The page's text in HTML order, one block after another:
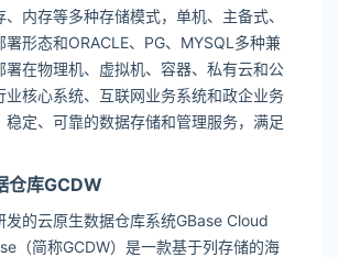
内存等多种存储模式，单机、主备式、
署形态和ORACLE、PG、MYSQL多种兼
署在物理机、虚拟机、容器、私有云和公
业核心系统、互联网业务系统和政企业务
稳定、可靠的数据存储和管理服务，满足
仓库GCDW
发的云原生数据仓库系统GBase Cloud
（简称GCDW）是一款基于列存储的海